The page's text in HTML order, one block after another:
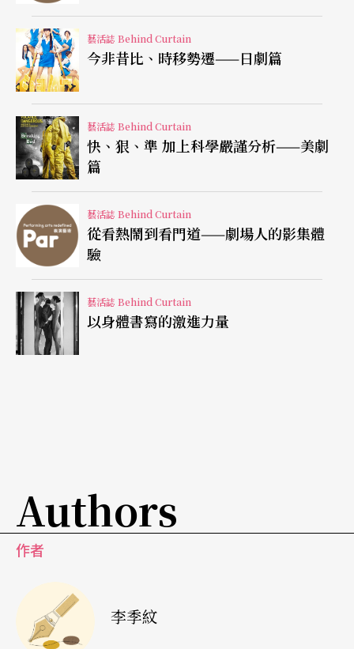
將西方的吸血鬼獵人「凡赫辛」的概念，與朝鮮歷
史上的謎團——思悼世子之死結合，發展出韓國版
的吸血鬼族譜，可見吸血鬼題材在韓國已十分成熟
且受觀眾歡迎。《我的鬼神大人》接續了《主君的
太陽》的鬼神與愛情題材，女主角朴寶英的演技頗
有觀眾緣，收視率直升。《龍八》是醫療劇的大
成，周元扮演的住院醫師，根本就是《醫龍》、
《怪醫黑傑克》、《派遣女醫X》重新組合成的超級
神醫。
跨文化改編台、日劇也是賣點
跨文化改編也成為賣點。《愛你的時間》改編自台
劇《我可能不會愛你》，在此之前已有改編日劇與
的故事，但台韓文化不同，難以複製好強的職業輕
熟女程又青，只看到裝可愛的吳荷娜，以至於觀眾
搞不懂為何曖昧這麼久，收視不如預期。韓版《深
夜食堂》仍有日版影子，並未將食堂韓國化，仍保
留日式吧台與知心大叔，但或許民族性不同，少了
藝活誌 Behind Curtain
今非昔比、時移勢遷——日劇篇
藝活誌 Behind Curtain
快、狠、準 加上科學嚴謹分析——美劇
篇
藝活誌 Behind Curtain
從看熱鬧到看門道——劇場人的影集體
驗
藝活誌 Behind Curtain
以身體書寫的激進力量
Authors
作者
李季紋